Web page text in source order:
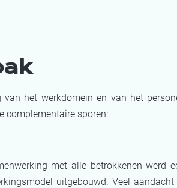
van het werkdomein en van het
complementaire sporen:
met alle betrokkenen werd
uitgebouwd. Veel